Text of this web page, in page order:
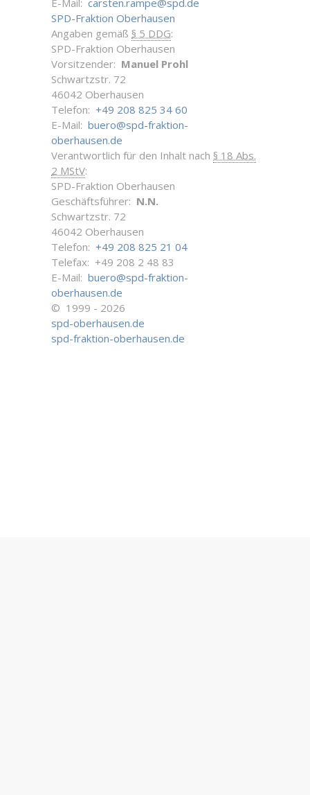
E-Mail: carsten.rampe@spd.de
SPD-Fraktion Oberhausen
Angaben gemäß § 5 DDG:
SPD-Fraktion Oberhausen
Vorsitzender: Manuel Prohl
Schwartzstr. 72
46042 Oberhausen
Telefon: +49 208 825 34 60
E-Mail: buero@spd-fraktion-
oberhausen.de
Verantwortlich für den Inhalt nach § 18 Abs.
2 MStV:
SPD-Fraktion Oberhausen
Geschäftsführer: N.N.
Schwartzstr. 72
46042 Oberhausen
Telefon: +49 208 825 21 04
Telefax: +49 208 2 48 83
E-Mail: buero@spd-fraktion-
oberhausen.de
© 1999 - 2026
spd-oberhausen.de
spd-fraktion-oberhausen.de